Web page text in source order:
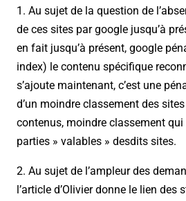
1. Au sujet de la question de
de ces sites par google jusqu’à
en fait jusqu’à présent, google
index) le contenu spécifique
s’ajoute maintenant, c’est une
d’un moindre classement des
contenus, moindre classement
parties » valables » desdits sites.
2. Au sujet de l’ampleur des
l’article d’Olivier donne le lien des